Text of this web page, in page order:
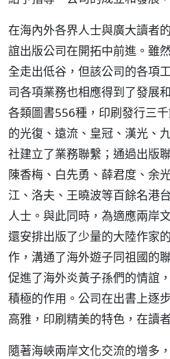
在海內外各界人士與廣大讀者
誼出版公司在開拓中前進。雖
全走出低谷，但該公司的各項
司各項業務也相應得到了發展
各類圖書556種，印刷發行三
的光復、遠流、皇冠、漢光、
社建立了業務聯繫；通過出版
陳香梅、白先勇、薛君度、余
江、洛夫、王曉波等百餘名港
人士。與此同時，為適應兩岸
還安排出版了少量的大陸作家
作，溝通了海外遊子同祖國的
促進了海外炎黃子孫們的情誼
積極的作用。公司在出書上逐
高雅，印刷精美的特色，在讀
隨著海峽兩岸文化交流的增多